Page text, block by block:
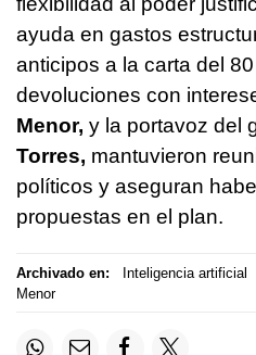
ayuda en gastos
anticipos a la carta del
devoluciones con
Menor, y la portavoz del
Torres, mantuvieron
políticos y aseguran
propuestas en el plan.
Archivado en: Inteligencia artificial
Menor